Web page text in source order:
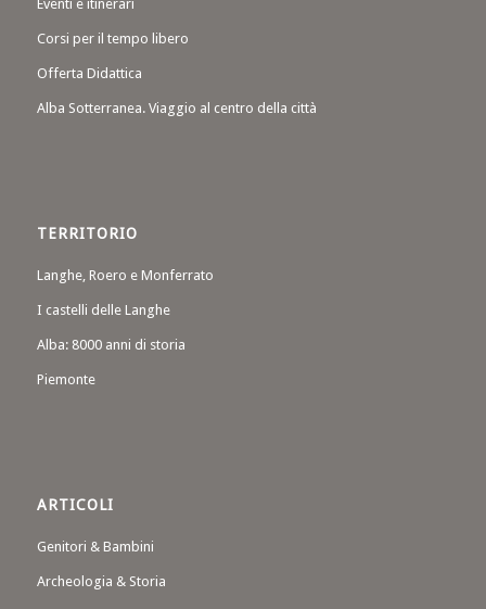
Eventi e itinerari
Corsi per il tempo libero
Offerta Didattica
Alba Sotterranea. Viaggio al centro della città
TERRITORIO
Langhe, Roero e Monferrato
I castelli delle Langhe
Alba: 8000 anni di storia
Piemonte
ARTICOLI
Genitori & Bambini
Archeologia & Storia